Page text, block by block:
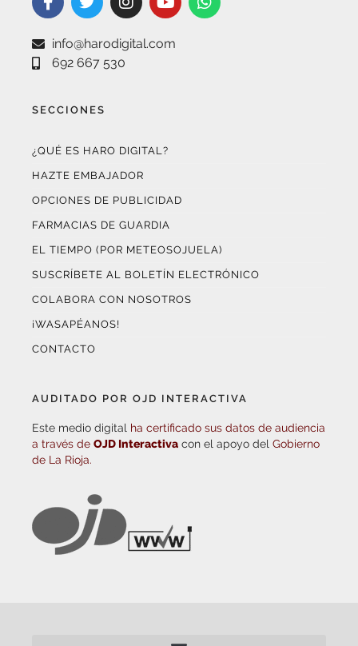
info@harodigital.com
692 667 530
SECCIONES
¿QUÉ ES HARO DIGITAL?
HAZTE EMBAJADOR
OPCIONES DE PUBLICIDAD
FARMACIAS DE GUARDIA
EL TIEMPO (POR METEOSOJUELA)
SUSCRÍBETE AL BOLETÍN ELECTRÓNICO
COLABORA CON NOSOTROS
¡WASAPÉANOS!
CONTACTO
AUDITADO POR OJD INTERACTIVA
Este medio digital ha certificado sus datos de audiencia
a través de OJD Interactiva con el apoyo del Gobierno
de La Rioja.